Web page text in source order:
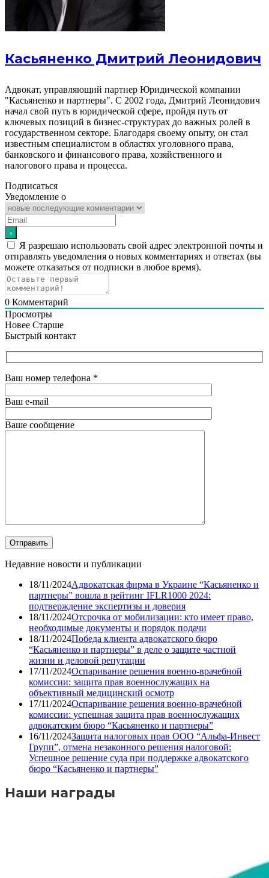
Касьяненко Дмитрий Леонидович
Адвокат, управляющий партнер Юридической компании
"Касьяненко и партнеры". С 2002 года, Дмитрий Леонидович
начал свой путь в юридической сфере, пройдя путь от
ключевых позиций в бизнес-структурах до важных ролей в
государственном секторе. Благодаря своему опыту, он стал
известным специалистом в областях уголовного права,
банковского и финансового права, хозяйственного и
налогового права и процесса.
Подписаться
Уведомление о
Я разрешаю использовать свой адрес электронной почты и
отправлять уведомления о новых комментариях и ответах (вы
можете отказаться от подписки в любое время).
0 Комментарий
Просмотры
Новее Старше
Быстрый контакт
Ваш номер телефона *
Ваш e-mail
Ваше сообщение
Недавние новости и публикации
18/11/2024Адвокатская фирма в Украине “Касьяненко и
партнеры” вошла в рейтинг IFLR1000 2024:
подтверждение экспертизы и доверия
18/11/2024Отсрочка от мобилизации: кто имеет право,
необходимые документы и порядок подачи
18/11/2024Победа клиента адвокатского бюро
“Касьяненко и партнеры” в деле о защите частной
жизни и деловой репутации
17/11/2024Оспаривание решения военно-врачебной
комиссии: защита прав военнослужащих на
объективный медицинский осмотр
17/11/2024Оспаривание решения военно-врачебной
комиссии: успешная защита прав военнослужащих
адвокатским бюро “Касьяненко и партнеры”
16/11/2024Защита налоговых прав ООО “Альфа-Инвест
Групп”, отмена незаконного решения налоговой:
Успешное решение суда при поддержке адвокатского
бюро “Касьяненко и партнеры”
Наши награды